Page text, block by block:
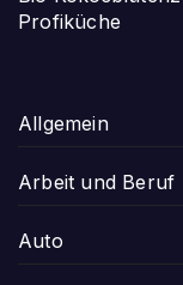
Profiküche
Allgemein
Arbeit und Beruf
Auto